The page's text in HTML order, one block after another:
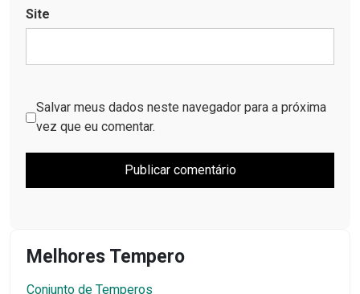
Site
Salvar meus dados neste navegador para a próxima
vez que eu comentar.
Melhores Tempero
Conjunto de Temperos